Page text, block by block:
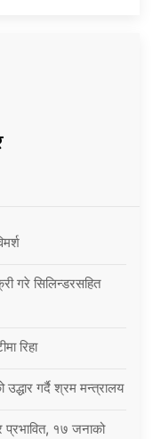
गरे सिलिन्डरसहित
रिहा
गर्दै श्रम मन्त्रालय
प्रभावित, १७ जनाको